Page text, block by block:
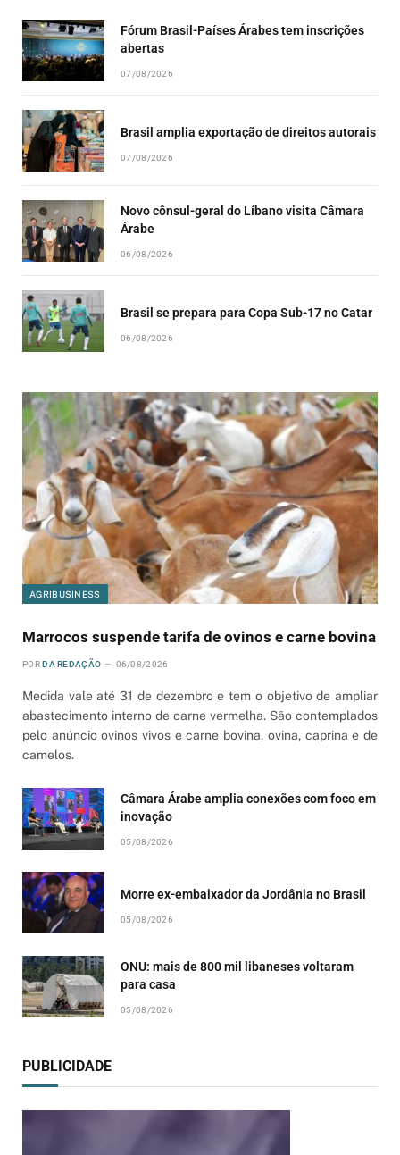
Fórum Brasil-Países Árabes tem inscrições
abertas
07/08/2026
Brasil amplia exportação de direitos autorais
07/08/2026
Novo cônsul-geral do Líbano visita Câmara
Árabe
06/08/2026
Brasil se prepara para Copa Sub-17 no Catar
06/08/2026
AGRIBUSINESS
Marrocos suspende tarifa de ovinos e carne bovina
POR DA REDAÇÃO 06/08/2026
Medida vale até 31 de dezembro e tem o objetivo de ampliar
abastecimento interno de carne vermelha. São contemplados
pelo anúncio ovinos vivos e carne bovina, ovina, caprina e de
camelos.
Câmara Árabe amplia conexões com foco em
inovação
05/08/2026
Morre ex-embaixador da Jordânia no Brasil
05/08/2026
ONU: mais de 800 mil libaneses voltaram
para casa
05/08/2026
PUBLICIDADE